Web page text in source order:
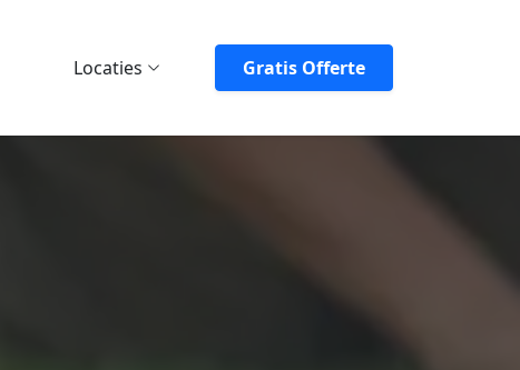
Locaties Gratis Offerte